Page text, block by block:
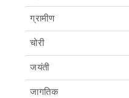
ग्रामीण
चोरी
जयंती
जागतिक